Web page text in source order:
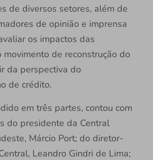
de diversos setores, além de
de opinião e imprensa
os impactos das
movimento de reconstrução do
da perspectiva do
de crédito.
em três partes, contou com
do presidente da Central
Márcio Port; do diretor-
Leandro Gindri de Lima;